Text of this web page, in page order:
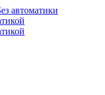
автоматики